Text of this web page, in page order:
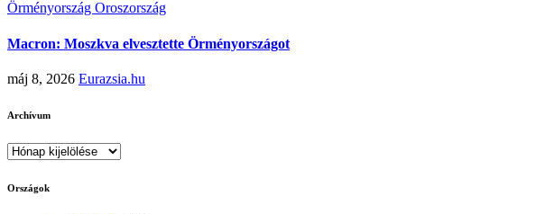
Örményország Oroszország
Macron: Moszkva elvesztette Örményországot
máj 8, 2026 Eurazsia.hu
Archívum
Archívum
Országok